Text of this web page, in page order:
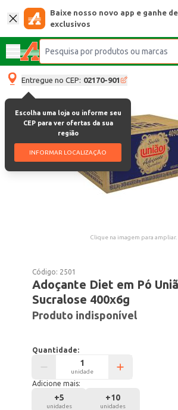
Baixe nosso novo app e ganhe
exclusivos
Entregue no CEP: 02170-901
Escolha uma loja ou informe seu
CEP para ver ofertas da sua
região
INFORMAR LOCALIZAÇÃO
Clique na imagem para ampliar.
Código: 2501
Adoçante Diet em Pó
Sucralose 400x6g
Produto indisponível
Quantidade:
unidade
Adicione mais:
+5
unidades
+10
unidades